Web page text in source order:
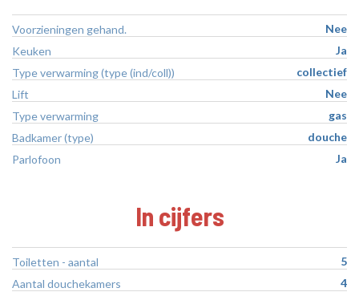
Voorzieningen gehand.
Nee
Keuken
Ja
Type verwarming (type (ind/coll))
collectief
Lift
Nee
Type verwarming
gas
Badkamer (type)
douche
Parlofoon
Ja
In cijfers
Toiletten - aantal
5
Aantal douchekamers
4